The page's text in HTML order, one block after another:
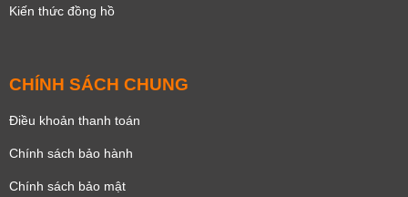
Kiến thức đồng hồ
CHÍNH SÁCH CHUNG
Điều khoản thanh toán
Chính sách bảo hành
Chính sách bảo mật